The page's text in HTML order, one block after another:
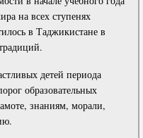
на всех ступенях
в Таджикистане в
детей периода
образовательных
знаниям, морали,